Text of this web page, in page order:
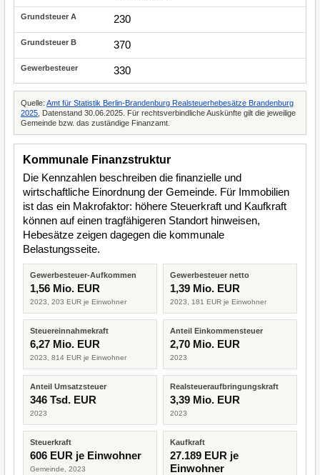
230
370
330
Quelle: Amt für Statistik Berlin-Brandenburg Realsteuerhebesätze Brandenburg
2025 , Datenstand 30.06.2025. Für rechtsverbindliche Auskünfte gilt die jeweilige
Gemeinde bzw. das zuständige Finanzamt.
Kommunale Finanzstruktur
Die Kennzahlen beschreiben die finanzielle und
wirtschaftliche Einordnung der Gemeinde. Für Immobilien
ist das ein Makrofaktor: höhere Steuerkraft und Kaufkraft
können auf einen tragfähigeren Standort hinweisen,
Hebesätze zeigen dagegen die kommunale
Belastungsseite.
Gewerbesteuer-Aufkommen
1,56 Mio. EUR
2023, 203 EUR je Einwohner
Gewerbesteuer netto
1,39 Mio. EUR
2023, 181 EUR je Einwohner
Steuereinnahmekraft
6,27 Mio. EUR
2023, 814 EUR je Einwohner
Anteil Einkommensteuer
2,70 Mio. EUR
2023
Anteil Umsatzsteuer
346 Tsd. EUR
2023
Realsteueraufbringungskraft
3,39 Mio. EUR
2023
Steuerkraft
606 EUR je Einwohner
Gemeinde, 2023
Kaufkraft
27.189 EUR je
Einwohner